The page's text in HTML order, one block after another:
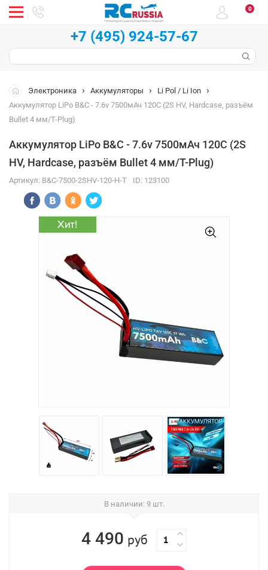
0
+7 (495) 924-57-67
Электроника Аккумуляторы
Li Pol / Li Ion
Аккумулятор LiPo B&C - 7.6v 7500мАч 120C (2S HV, Hardcase, разъём
Bullet 4 мм/T-Plug)
Аккумулятор LiPo B&C - 7.6v 7500мАч 120C (2S
HV, Hardcase, разъём Bullet 4 мм/T-Plug)
Артикул: B&C-7500-2SHV-120-H-T ID: 123100
В наличии: 9 шт.
4 490 руб